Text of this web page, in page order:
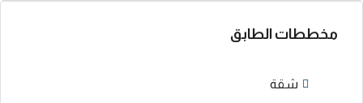
مخططات الطابق
شقة